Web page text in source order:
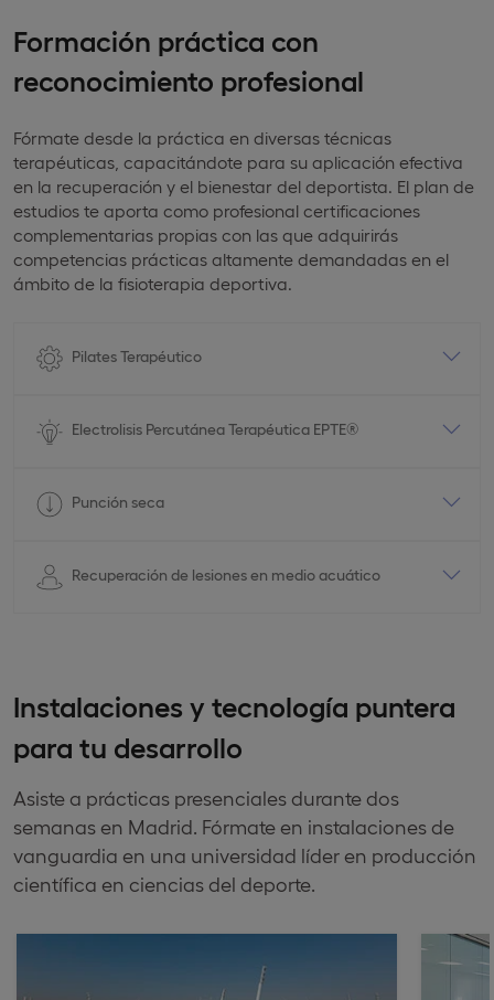
Formación práctica con
reconocimiento profesional
Fórmate desde la práctica en diversas técnicas
terapéuticas, capacitándote para su aplicación efectiva
en la recuperación y el bienestar del deportista. El plan de
estudios te aporta como profesional certificaciones
complementarias propias con las que adquirirás
competencias prácticas altamente demandadas en el
ámbito de la fisioterapia deportiva.
Pilates Terapéutico
Electrolisis Percutánea Terapéutica EPTE®
Punción seca
Recuperación de lesiones en medio acuático
Instalaciones y tecnología puntera
para tu desarrollo
Asiste a prácticas presenciales durante dos
semanas en Madrid. Fórmate en instalaciones de
vanguardia en una universidad líder en producción
científica en ciencias del deporte.